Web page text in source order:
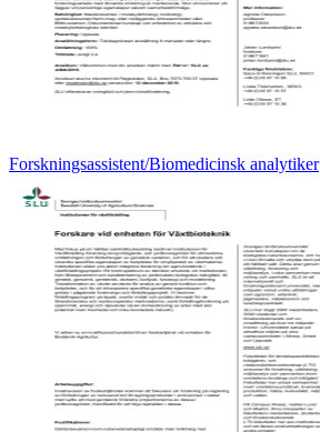
Forskningsassistent/Biomedicinsk analytiker